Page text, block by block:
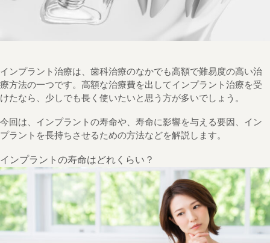
インプラント治療は、歯科治療のなかでも高額で難易度の高い治
療方法の一つです。高額な治療費を出してインプラント治療を受
けたなら、少しでも長く使いたいと思う方が多いでしょう。
今回は、インプラントの寿命や、寿命に影響を与える要因、イン
プラントを長持ちさせるための方法などを解説します。
インプラントの寿命はどれくらい？